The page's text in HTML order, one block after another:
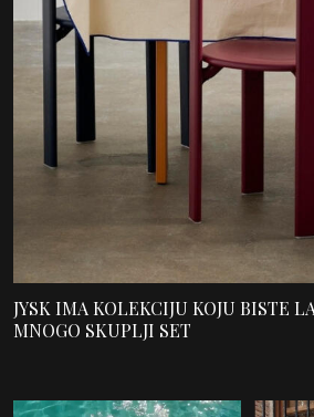
JYSK IMA KOLEKCIJU KOJU BISTE
MNOGO SKUPLJI SET